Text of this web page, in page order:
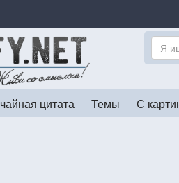
цитата Темы С